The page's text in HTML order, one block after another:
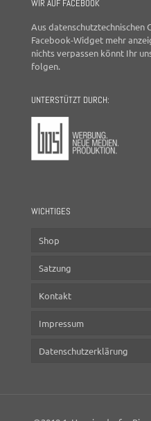
WIR AUF FACEBOOK
Aus datenschutztechnischen
Facebook-Widget mehr
nichts verpassen könnt Ihr
folgen.
UNTERSTÜTZT DURCH:
WICHTIGES
Shop
Satzung
Kontakt
Impressum
Datenschutzerklärung